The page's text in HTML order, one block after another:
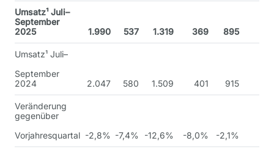
Umsatz¹ Juli–
September
2025
1.990 537 1.319 369 895
Umsatz¹ Juli–
September
2024
2.047 580 1.509 401 915
Veränderung
gegenüber
Vorjahresquartal -2,8% -7,4% -12,6% -8,0% -2,1%